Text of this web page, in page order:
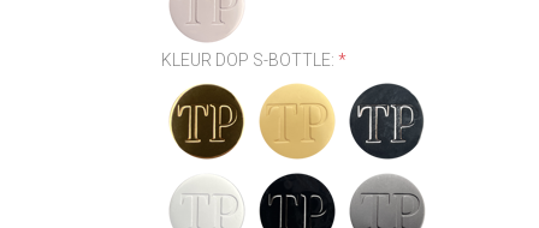
KLEUR DOP S-BOTTLE:*